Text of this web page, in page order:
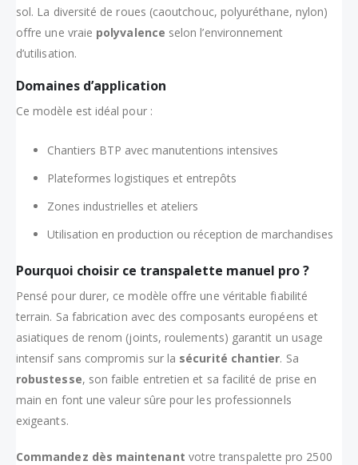
sol. La diversité de roues (caoutchouc, polyuréthane, nylon)
offre une vraie polyvalence selon l’environnement
d’utilisation.
Domaines d’application
Ce modèle est idéal pour :
Chantiers BTP avec manutentions intensives
Plateformes logistiques et entrepôts
Zones industrielles et ateliers
Utilisation en production ou réception de marchandises
Pourquoi choisir ce transpalette manuel pro ?
Pensé pour durer, ce modèle offre une véritable fiabilité
terrain. Sa fabrication avec des composants européens et
asiatiques de renom (joints, roulements) garantit un usage
intensif sans compromis sur la sécurité chantier. Sa
robustesse, son faible entretien et sa facilité de prise en
main en font une valeur sûre pour les professionnels
exigeants.
Commandez dès maintenant votre transpalette pro 2500